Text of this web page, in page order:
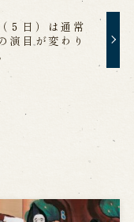
ら予約
ージへ移動します
５日）は通常
演目が変わり